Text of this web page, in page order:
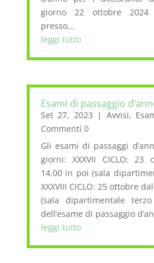
giorno 22 ottobre
presso...
leggi tutto
Esami di passaggio
Set 27, 2023 | Avvisi,
Commenti 0
Gli esami di passaggi
giorni: XXXVII CICLO:
14.00 in poi (sala
XXXVIII CICLO: 25 ottobre
(sala dipartimentale
dell’esame di passaggio
leggi tutto